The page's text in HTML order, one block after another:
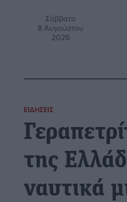
Σάββατο
8 Αυγούστου
2026
ΕΙΔΉΣΕΙΣ
της
ναυτικά